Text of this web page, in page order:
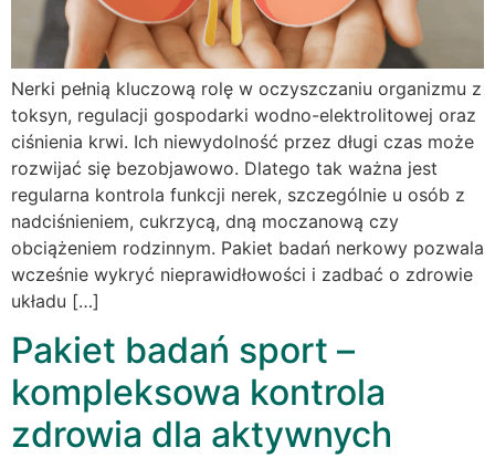
Nerki pełnią kluczową rolę w oczyszczaniu organizmu z
toksyn, regulacji gospodarki wodno-elektrolitowej oraz
ciśnienia krwi. Ich niewydolność przez długi czas może
rozwijać się bezobjawowo. Dlatego tak ważna jest
regularna kontrola funkcji nerek, szczególnie u osób z
nadciśnieniem, cukrzycą, dną moczanową czy
obciążeniem rodzinnym. Pakiet badań nerkowy pozwala
wcześnie wykryć nieprawidłowości i zadbać o zdrowie
układu […]
Pakiet badań sport –
kompleksowa kontrola
zdrowia dla aktywnych